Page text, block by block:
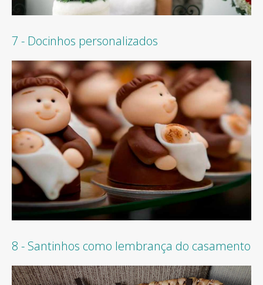
7 - Docinhos personalizados
8 - Santinhos como lembrança do casamento